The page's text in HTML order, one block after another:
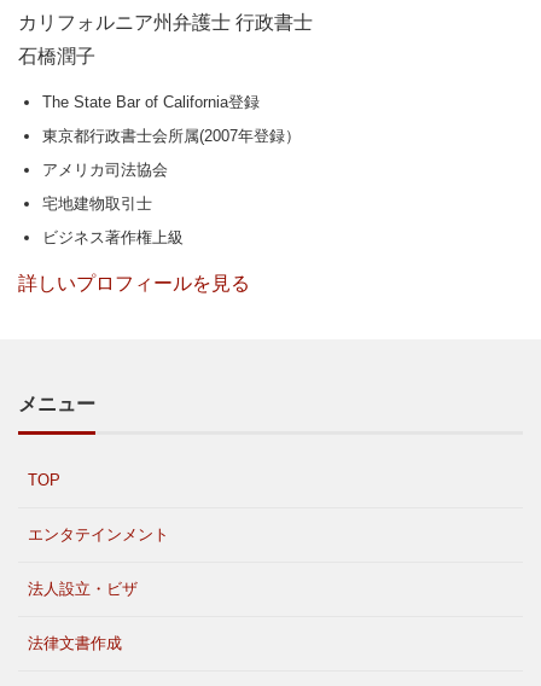
カリフォルニア州弁護士 行政書士
石橋潤子
The State Bar of California登録
東京都行政書士会所属(2007年登録）
アメリカ司法協会
宅地建物取引士
ビジネス著作権上級
詳しいプロフィールを見る
メニュー
TOP
エンタテインメント
法人設立・ビザ
法律文書作成